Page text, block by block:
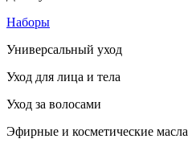
Наборы
Универсальный уход
Уход для лица и тела
Уход за волосами
Эфирные и косметические масла